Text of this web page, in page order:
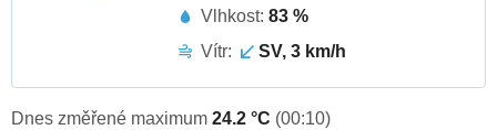
Vlhkost: 83 %
Vítr:
SV, 3 km/h
Dnes změřené maximum 24.2 °C (00:10)